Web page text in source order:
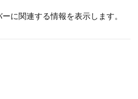
に関連する情報を表示します。